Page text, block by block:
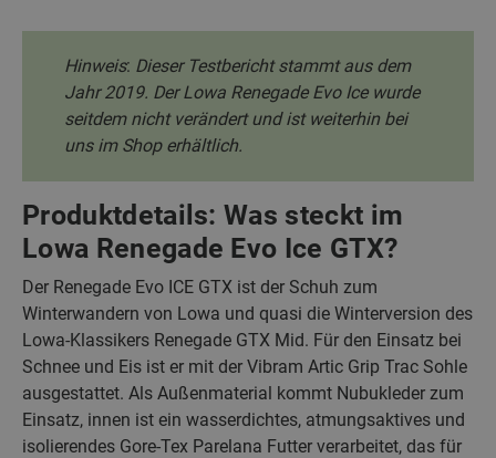
Hinweis: Dieser Testbericht stammt aus dem
Jahr 2019. Der Lowa Renegade Evo Ice wurde
seitdem nicht verändert und ist weiterhin bei
uns im Shop erhältlich.
Produktdetails: Was steckt im
Lowa Renegade Evo Ice GTX?
Der Renegade Evo ICE GTX ist der Schuh zum
Winterwandern von Lowa und quasi die Winterversion des
Lowa-Klassikers Renegade GTX Mid. Für den Einsatz bei
Schnee und Eis ist er mit der Vibram Artic Grip Trac Sohle
ausgestattet. Als Außenmaterial kommt Nubukleder zum
Einsatz, innen ist ein wasserdichtes, atmungsaktives und
isolierendes Gore-Tex Parelana Futter verarbeitet, das für